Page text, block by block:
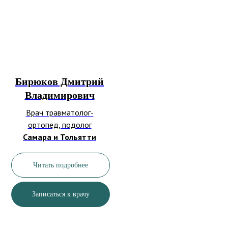
Бирюков Дмитрий
Владимирович
Врач травматолог-
ортопед, подолог
Самара и Тольятти
Читать подробнее
Записаться к врачу